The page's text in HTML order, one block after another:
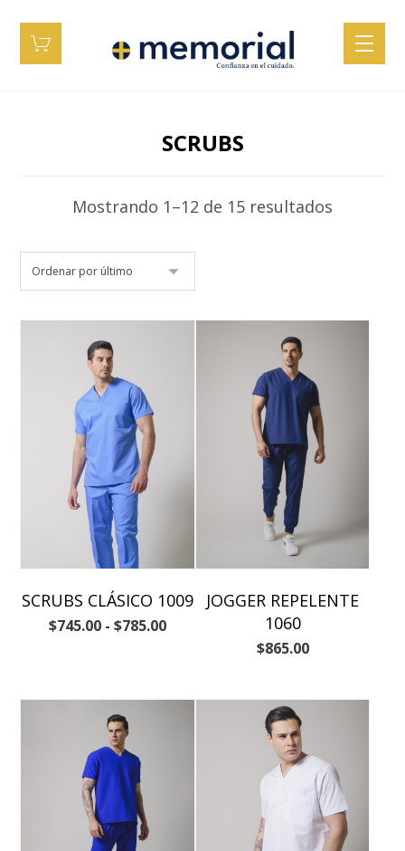
SCRUBS
Mostrando 1–12 de 15 resultados
SCRUBS CLÁSICO 1009
$745.00 - $785.00
JOGGER REPELENTE
1060
$865.00